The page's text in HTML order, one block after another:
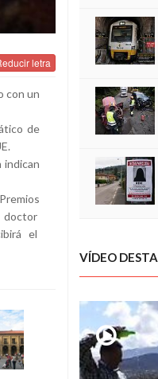
letra
con un
de
indican
doctor
el
VÍDEO